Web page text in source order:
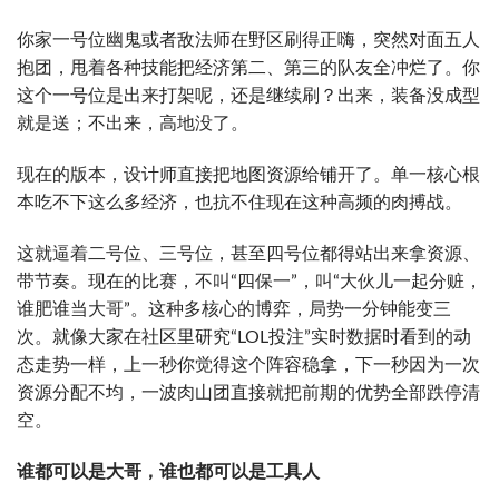
你家一号位幽鬼或者敌法师在野区刷得正嗨，突然对面五人
抱团，甩着各种技能把经济第二、第三的队友全冲烂了。你
这个一号位是出来打架呢，还是继续刷？出来，装备没成型
就是送；不出来，高地没了。
现在的版本，设计师直接把地图资源给铺开了。单一核心根
本吃不下这么多经济，也抗不住现在这种高频的肉搏战。
这就逼着二号位、三号位，甚至四号位都得站出来拿资源、
带节奏。现在的比赛，不叫“四保一”，叫“大伙儿一起分赃，
谁肥谁当大哥”。这种多核心的博弈，局势一分钟能变三
次。就像大家在社区里研究“LOL投注”实时数据时看到的动
态走势一样，上一秒你觉得这个阵容稳拿，下一秒因为一次
资源分配不均，一波肉山团直接就把前期的优势全部跌停清
空。
谁都可以是大哥，谁也都可以是工具人